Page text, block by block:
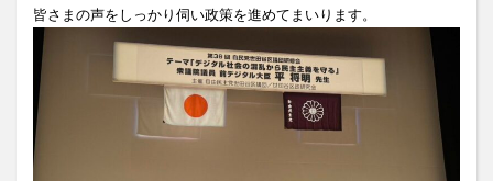
皆さまの声をしっかり伺い政策を進めてまいります。